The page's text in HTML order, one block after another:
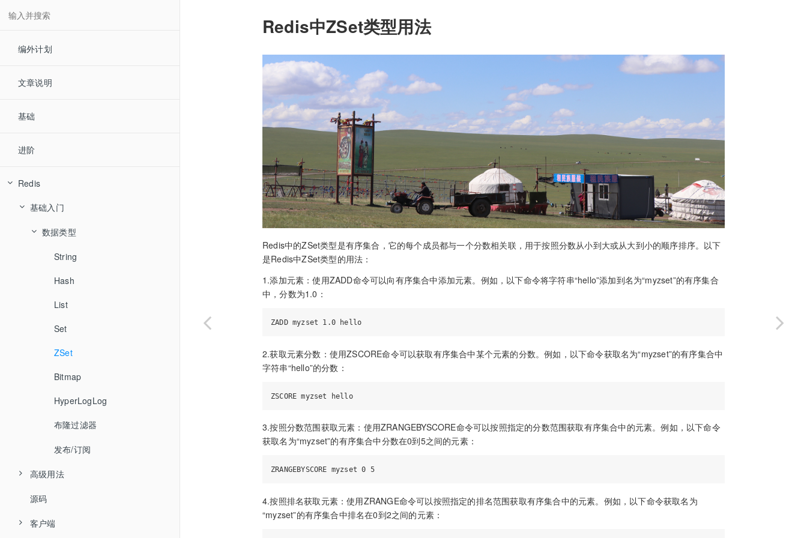
编外计划
文章说明
基础
进阶
Redis
基础入门
数据类型
String
Hash
List
Set
ZSet
Bitmap
HyperLogLog
布隆过滤器
发布/订阅
高级用法
发布订阅
Lua脚本
源码
客户端
Redis中ZSet类型用法
Redis中的ZSet类型是有序集合，它的每个成员都与一个分数相关联，用于按照分数从小到大或从大到小的顺序排序。以下
是Redis中ZSet类型的用法：
1.添加元素：使用ZADD命令可以向有序集合中添加元素。例如，以下命令将字符串“hello”添加到名为“myzset”的有序集合
中，分数为1.0：
2.获取元素分数：使用ZSCORE命令可以获取有序集合中某个元素的分数。例如，以下命令获取名为“myzset”的有序集合中
字符串“hello”的分数：
ZSCORE myzset hello
3.按照分数范围获取元素：使用ZRANGEBYSCORE命令可以按照指定的分数范围获取有序集合中的元素。例如，以下命令
获取名为“myzset”的有序集合中分数在0到5之间的元素：
ZRANGEBYSCORE myzset 0 5
4.按照排名获取元素：使用ZRANGE命令可以按照指定的排名范围获取有序集合中的元素。例如，以下命令获取名为
“myzset”的有序集合中排名在0到2之间的元素：